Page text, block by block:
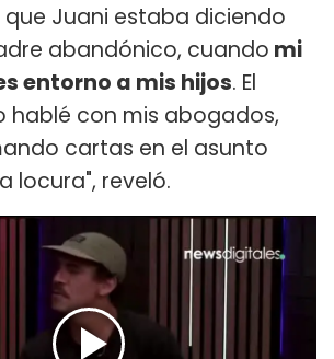
que Juani estaba diciendo
abandónico, cuando mi
entorno a mis hijos. El
hablé con mis abogados,
cartas en el asunto
locura", reveló.